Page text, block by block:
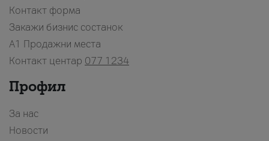
Контакт форма
Закажи бизнис состанок
A1 Продажни места
Контакт центар 077 1234
Профил
За нас
Новости